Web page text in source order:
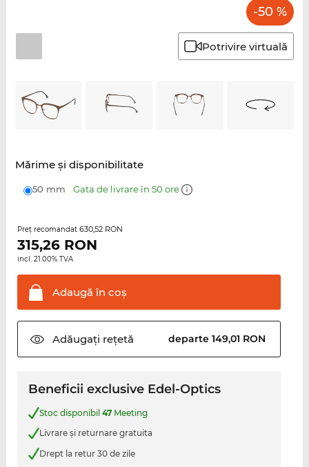
-50 %
Potrivire virtuală
Mărime şi disponibilitate
50 mm Gata de livrare în 50 ore
Preţ recomandat 630,52 RON
315,26RON
incl. 21.00% TVA
Adaugă în coş
Adăugați rețetă departe 149,01 RON
Beneficii exclusive Edel-Optics
Stoc disponibil 47Meeting
Livrare şi returnare gratuita
Drept la retur 30 de zile